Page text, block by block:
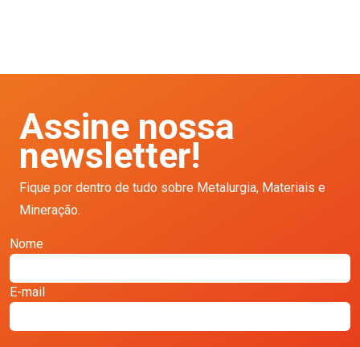
Assine nossa
newsletter!
Fique por dentro de tudo sobre Metalurgia, Materiais e
Mineração.
Nome
E-mail